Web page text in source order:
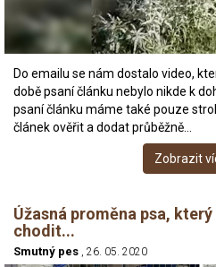
Do emailu se nám dostalo video,
době psaní článku nebylo nikde k
psaní článku máme také pouze
článek ověřit a dodat průběžně…
Zobrazit
Úžasná proměna psa, který
chodit...
Smutný pes , 26. 05. 2020